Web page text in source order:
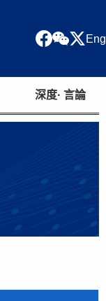
Eng
深度· 言論